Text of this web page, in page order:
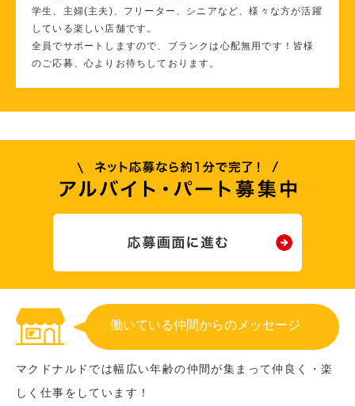
学生、主婦(主夫)、フリーター、シニアなど、様々な方が活躍
している楽しい店舗です。
全員でサポートしますので、ブランクは心配無用です！皆様
のご応募、心よりお待ちしております。
働いている仲間からのメッセージ
マクドナルドでは幅広い年齢の仲間が集まって仲良く・楽
しく仕事をしています！